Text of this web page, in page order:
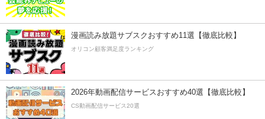
漫画読み放題サブスクおすすめ11選【徹底比較】
オリコン顧客満足度ランキング
2026年動画配信サービスおすすめ40選【徹底比較】
CS動画配信サービス20選